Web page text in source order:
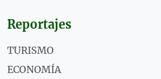
Reportajes
TURISMO
ECONOMÍA